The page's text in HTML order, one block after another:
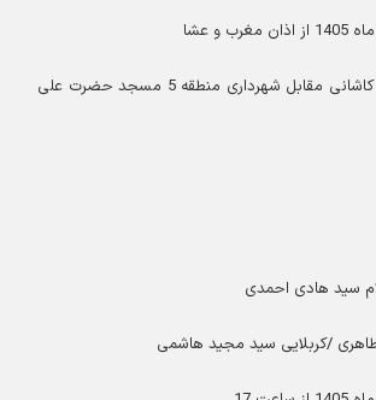
نشانی:بلوار آیت الله کاشانی مقابل شهرداری منطقه 5 مسجد حضرت علی
سید هادی احمدی
/کربلایی سید مجید هاشمی